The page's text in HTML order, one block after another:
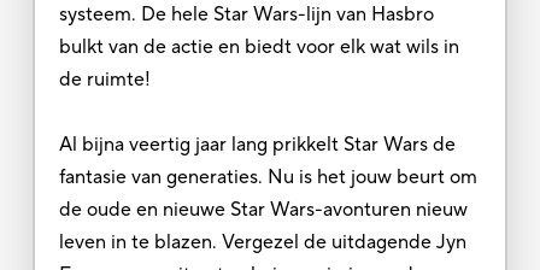
systeem. De hele Star Wars-lijn van Hasbro
bulkt van de actie en biedt voor elk wat wils in
de ruimte!
Al bijna veertig jaar lang prikkelt Star Wars de
fantasie van generaties. Nu is het jouw beurt om
de oude en nieuwe Star Wars-avonturen nieuw
leven in te blazen. Vergezel de uitdagende Jyn